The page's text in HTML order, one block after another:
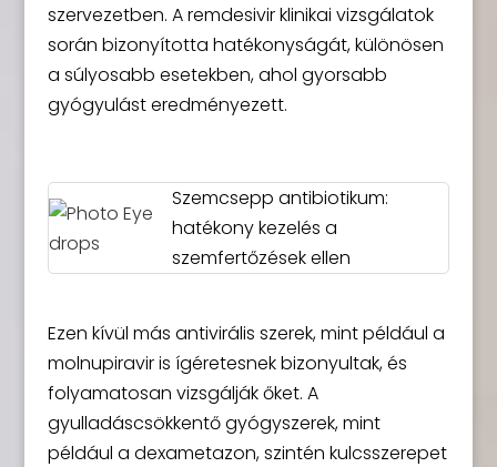
szervezetben. A remdesivir klinikai vizsgálatok
során bizonyította hatékonyságát, különösen
a súlyosabb esetekben, ahol gyorsabb
gyógyulást eredményezett.
Szemcsepp antibiotikum:
hatékony kezelés a
szemfertőzések ellen
Ezen kívül más antivirális szerek, mint például a
molnupiravir is ígéretesnek bizonyultak, és
folyamatosan vizsgálják őket. A
gyulladáscsökkentő gyógyszerek, mint
például a dexametazon, szintén kulcsszerepet